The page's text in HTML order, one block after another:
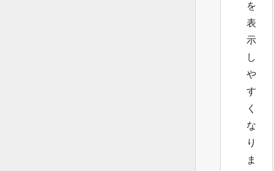
を
表
示
し
や
す
く
な
り
ま